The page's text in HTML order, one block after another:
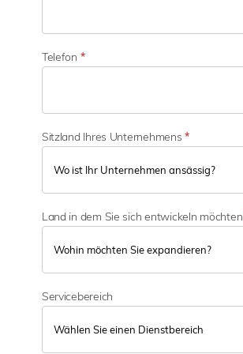
r
e
i
Telefon *
Sitzland Ihres Unternehmens*
Land in dem Sie sich entwickeln möchten
Servicebereich